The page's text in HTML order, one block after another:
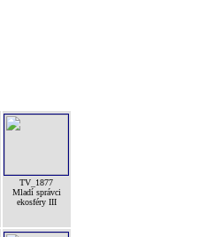
TV_1877
Mladí správci
ekosféry III